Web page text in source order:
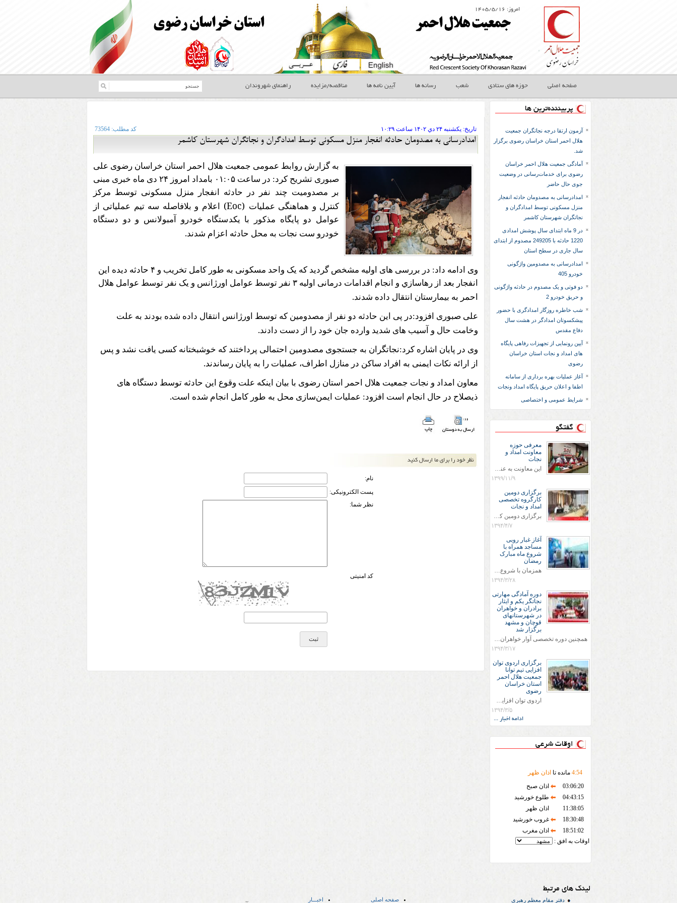
امروز: ۱۴۰۵/۵/۱۶
صفحه اصلی حوزه های ستادی شعب رسانه ها آیین نامه ها مناقصه/مزایده راهنمای شهروندان
پربیننده‌ترین ها
آزمون ارتقا درجه نجاتگران جمعیت
هلال احمر استان خراسان رضوی برگزار
شد.
آمادگی جمعیت هلال احمر خراسان
رضوی برای خدمات‌رسانی در وضعیت
جوی حال حاضر
امدادرسانی به مصدومان حادثه انفجار
منزل مسکونی توسط امدادگران و
نجاتگران شهرستان کاشمر
در 9 ماه ابتدای سال پوشش امدادی
1220 حادثه با 249205 مصدوم از ابتدای
سال جاری در سطح استان
امدادرسانی به مصدومین واژگونی
خودرو 405
دو فوتی و یک مصدوم در حادثه واژگونی
و حریق خودرو 2
شب خاطره روزگار امدادگری با حضور
پیشکسوتان امدادگر در هشت سال
دفاع مقدس
آیین رونمایی از تجهیزات رفاهی پایگاه
های امداد و نجات استان خراسان
رضوی
آغاز عملیات بهره برداری از سامانه
اطفا و اعلان حریق پایگاه امداد ونجات
شرایط عمومی و اختصاصی
گفتگو
معرفی حوزه
معاونت امداد و
نجات
این معاونت به عنوان محوری ترین حوزه جمعیت هلال احمر در پاسخگویی و امدادرسانی در حوادث و بلایای طبیعی که مطابق با اساسنامه جمعیت هلال احمر و همچنین طرح جامع امداد و نجات کشور از مهمترین وظایف هلال احمر محسوب می شود، شناخته شده است. معاونت امداد و نجات جمعیت هلال احمر استان خراسان رضوی توانسته است با ظرفیت سازی و ایجاد زمینه مناسب، سطح توان عملیاتی و پاسخگویی خود را تا حدود بسیار مطلوبی ارتقاء بخشیده و آماده پاسخگویی به هنگام و مناسب در حوادث و سوانح در سطح استان و کلانشهر مشهد باشد
۱۳۹۹/۱۱/۹
برگزاری دومین
کارگروه تخصصی
امداد و نجات
برگزاری دومین کارگروه تخصصی امداد و نجات در مقر EOC مشهد
۱۳۹۴/۴/۷
آغاز غبار روبی
مساجد همراه با
شروع ماه مبارک
رمضان
همزمان با شروع ماه مبارک رمضان طرح غبار روبی از نمازخانه پایگاه عملیات آغاز شد
۱۳۹۴/۳/۲۸
دوره آمادگی مهارتی
نجاتگر یکم و ایثار
برادران و خواهران
در شهرستانهای
قوچان و مشهد
برگزار شد
همچنین دوره تخصصی آوار خواهران بمدت 6 روز در مرکز آموزشهای تخصصی با حضور 25 نفر از نجاتگران خواهر شهرستان های استان برگزار گردید.
۱۳۹۴/۳/۱۷
برگزاری اردوی توان
افزایی تیم توانا
جمعیت هلال احمر
استان خراسان
رضوی
اردوی توان افزایی تیم توانا جمعیت هلال احمر استان خراسان رضوی در ارتفاعات زو از کوه های آب و برق در اردیبهشت ماه 94 برگزار شد
۱۳۹۴/۳/۵
ادامه اخبار ...
اوقات شرعی
4:54 مانده تا اذان ظهر
03:06:20
اذان صبح
04:43:15
طلوع خورشید
11:38:05
اذان ظهر
18:30:48
غروب خورشید
18:51:02
اذان مغرب
اوقات به افق :
تاريخ: ۱۴۰۲ يکشنبه ۲۴ دي ساعت ۱۰:۲۹ کد مطلب: 73564
امدادرسانی به مصدومان حادثه انفجار منزل مسکونی توسط امدادگران و نجاتگران شهرستان کاشمر
به گزارش روابط عمومی جمعیت هلال احمر استان خراسان رضوی علی
صبوری تشریح کرد: در ساعت ۰۱:۰۵ بامداد امروز ۲۴ دی ماه خبری مبنی
بر مصدومیت چند نفر در حادثه انفجار منزل مسکونی توسط مرکز
کنترل و هماهنگی عملیات (Eoc)
اعلام و بلافاصله سه تیم عملیاتی از
عوامل دو پایگاه مذکور با یکدستگاه خودرو آمبولانس و دو دستگاه
خودرو ست نجات به محل حادثه اعزام شدند.
وی ادامه داد: در بررسی های اولیه مشخص گردید که یک واحد مسکونی به طور کامل تخریب و ۴ حادثه دیده این
انفجار بعد از رهاسازي و انجام اقدامات درمانی اولیه ۳ نفر توسط عوامل اورژانس و یک نفر توسط عوامل هلال
احمر به بیمارستان انتقال داده شدند.
علی صبوری افزود:در پی این حادثه دو نفر از مصدومین که توسط اورژانس انتقال داده شده بودند به علت
وخامت حال و آسیب های شدید وارده جان خود را از دست دادند.
وی در پایان اشاره کرد:نجاتگران به جستجوی مصدومین احتمالی پرداختند که خوشبختانه کسی یافت نشد و پس
از ارائه نکات ایمنی به افراد ساکن در منازل اطراف، عملیات را به پایان رساندند.
معاون امداد و نجات جمعیت هلال احمر استان رضوی با بیان اینکه علت وقوع این حادثه توسط دستگاه های
ذیصلاح در حال انجام است افزود: عملیات ایمن‌سازی محل به طور کامل انجام شده است.
نام:
پست الکترونیکی:
نظر شما:
کد امنیتی
لینک های مرتبط
دفتر مقام معظم رهبري صفحه اصلی اخبـــار